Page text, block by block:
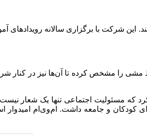
این شرکت با برگزاری سالانه رویدادهای
این شرکت برای بیش از 150 نمایندگی‌های فروش خود این خط مشی را مشخص
که مسئولیت اجتماعی تنها یک شعار
کودکان و جامعه داشت. ام‌وی‌ام امیدوار